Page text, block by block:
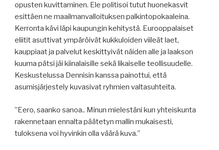
opusten kuvittaminen. Ele politisoi tutut huonekasvit
esittäen ne maailmanvalloituksen palkintopokaaleina.
Kerronta kävi läpi kaupungin kehitystä. Eurooppalaiset
eliitit asuttivat ympäröivät kukkuloiden viileät laet,
kauppiaat ja palvelut keskittyivät näiden alle ja laakson
kuuma pätsi jäi kiinalaisille sekä likaiselle teollisuudelle.
Keskustelussa Dennisin kanssa painottui, että
asumisjärjestely kuvasivat ryhmien valtasuhteita.
”Eero, saanko sanoa.. Minun mielestäni kun yhteiskunta
rakennetaan ennalta päätetyn mallin mukaisesti,
tuloksena voi hyvinkin olla väärä kuva.”